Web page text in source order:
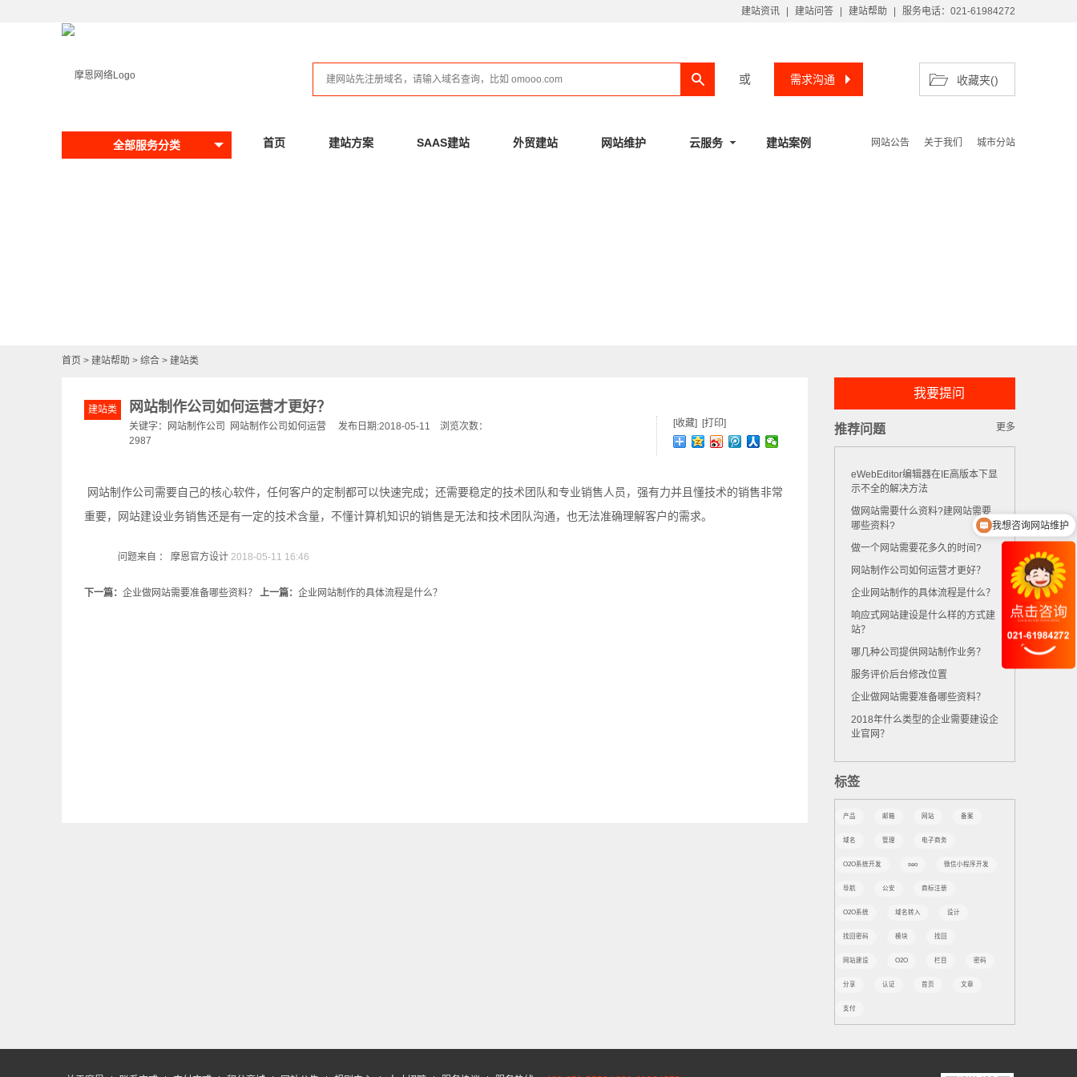
建站资讯 建站问答 建站帮助 服务电话：021-61984272
或 需求沟通 收藏夹()
全部服务分类 首页 建站方案 SAAS建站 外贸建站 网站维护 云服务 建站案例 网站公告 关于我们 城市分站
首页 > 建站帮助 > 综合 > 建站类
建站类 网站制作公司如何运营才更好？
关键字： 网站制作公司 网站制作公司如何运营 发布日期:2018-05-11 浏览次数：
2987
[收藏] [打印]
网站制作公司需要自己的核心软件，任何客户的定制都可以快速完成；还需要稳定的技术团队和专业销售人员，强有力并且懂技术的销售非常
重要，网站建设业务销售还是有一定的技术含量，不懂计算机知识的销售是无法和技术团队沟通，也无法准确理解客户的需求。
问题来自 ： 摩恩官方设计 2018-05-11 16:46
下一篇： 企业做网站需要准备哪些资料？ 上一篇： 企业网站制作的具体流程是什么？
我要提问
更多
推荐问题
eWebEditor编辑器在IE高版本下显
示不全的解决方法
做网站需要什么资料?建网站需要
哪些资料?
做一个网站需要花多久的时间?
网站制作公司如何运营才更好？
企业网站制作的具体流程是什么？
响应式网站建设是什么样的方式建
站？
哪几种公司提供网站制作业务？
服务评价后台修改位置
企业做网站需要准备哪些资料？
2018年什么类型的企业需要建设企
业官网？
标签
产品 邮箱 网站 备案
域名 管理 电子商务
O2O系统开发 seo 微信小程序开发
导航 公安 商标注册
O2O系统 域名转入 设计
找回密码 模块 找回
网站建设 O2O 栏目 密码
分享 认证 首页 文章
支付
我想咨询网站维护